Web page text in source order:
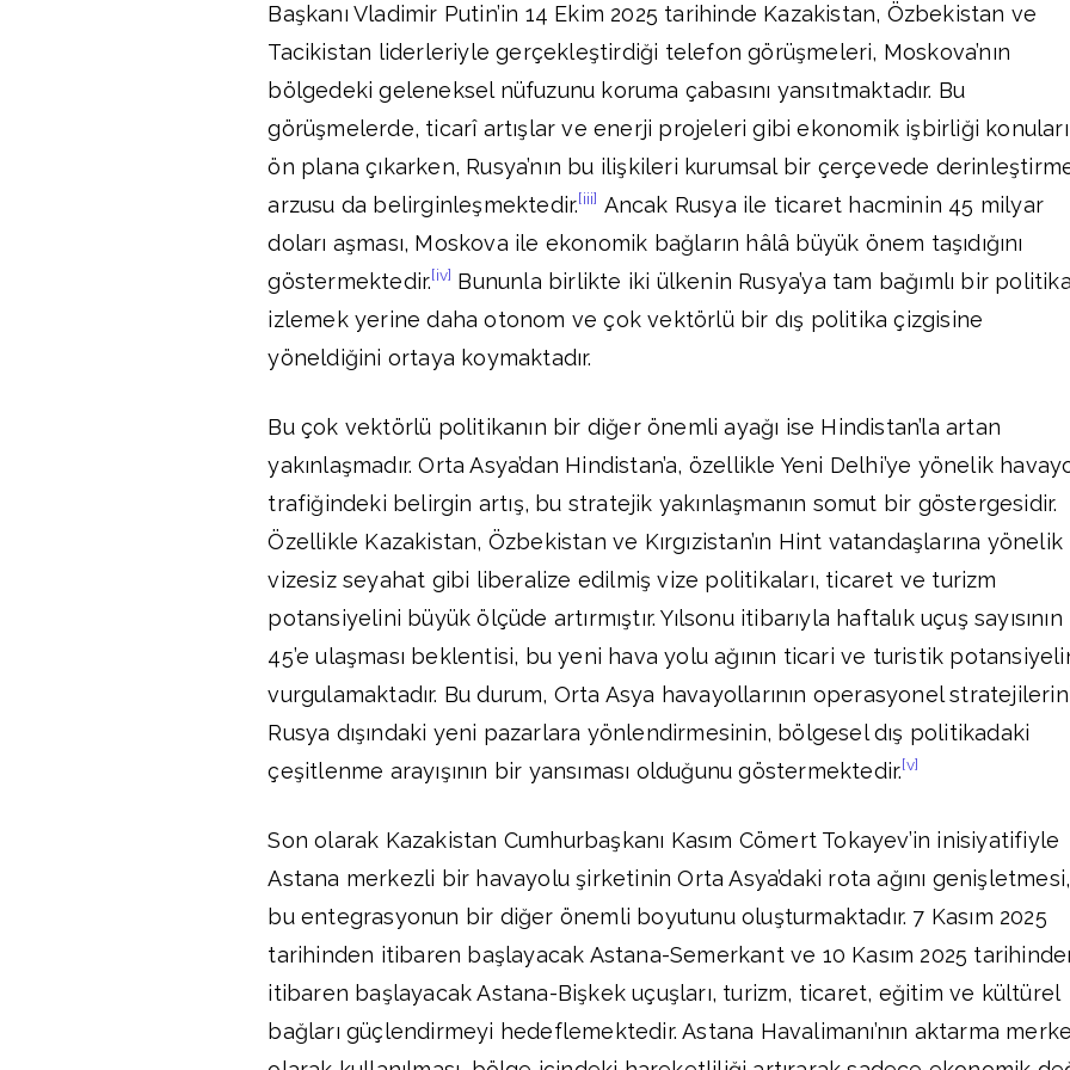
Başkanı Vladimir Putin’in 14 Ekim 2025 tarihinde Kazakistan, Özbekistan ve
Tacikistan liderleriyle gerçekleştirdiği telefon görüşmeleri, Moskova’nın
bölgedeki geleneksel nüfuzunu koruma çabasını yansıtmaktadır. Bu
görüşmelerde, ticarî artışlar ve enerji projeleri gibi ekonomik işbirliği konuları
ön plana çıkarken, Rusya’nın bu ilişkileri kurumsal bir çerçevede
arzusu da belirginleşmektedir.[iii] Ancak Rusya ile ticaret hacminin 45 milyar
doları aşması, Moskova ile ekonomik bağların hâlâ büyük önem taşıdığını
göstermektedir.[iv] Bununla birlikte iki ülkenin Rusya’ya tam bağımlı bir politika
izlemek yerine daha otonom ve çok vektörlü bir dış politika çizgisine
yöneldiğini ortaya koymaktadır.
Bu çok vektörlü politikanın bir diğer önemli ayağı ise Hindistan’la artan
yakınlaşmadır. Orta Asya’dan Hindistan’a, özellikle Yeni Delhi’ye yönelik
trafiğindeki belirgin artış, bu stratejik yakınlaşmanın somut bir göstergesidir.
Özellikle Kazakistan, Özbekistan ve Kırgızistan’ın Hint vatandaşlarına yönelik
vizesiz seyahat gibi liberalize edilmiş vize politikaları, ticaret ve turizm
potansiyelini büyük ölçüde artırmıştır. Yılsonu itibarıyla haftalık uçuş sayısının
45’e ulaşması beklentisi, bu yeni hava yolu ağının ticari ve turistik
vurgulamaktadır. Bu durum, Orta Asya havayollarının operasyonel
Rusya dışındaki yeni pazarlara yönlendirmesinin, bölgesel dış politikadaki
çeşitlenme arayışının bir yansıması olduğunu göstermektedir.[v]
Son olarak Kazakistan Cumhurbaşkanı Kasım Cömert Tokayev’in inisiyatifiyle
Astana merkezli bir havayolu şirketinin Orta Asya’daki rota ağını genişletmesi,
bu entegrasyonun bir diğer önemli boyutunu oluşturmaktadır. 7 Kasım 2025
tarihinden itibaren başlayacak Astana-Semerkant ve 10 Kasım 2025
itibaren başlayacak Astana-Bişkek uçuşları, turizm, ticaret, eğitim ve kültürel
bağları güçlendirmeyi hedeflemektedir. Astana Havalimanı’nın aktarma